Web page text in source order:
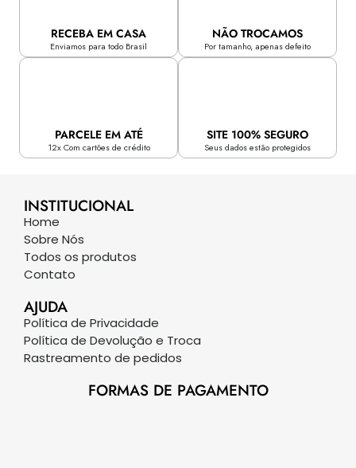
RECEBA EM CASA
Enviamos para todo Brasil
NÃO TROCAMOS
Por tamanho, apenas defeito
PARCELE EM ATÉ
12x Com cartões de crédito
SITE 100% SEGURO
Seus dados estão protegidos
INSTITUCIONAL
Home
Sobre Nós
Todos os produtos
Contato
AJUDA
Política de Privacidade
Política de Devolução e Troca
Rastreamento de pedidos
FORMAS DE PAGAMENTO